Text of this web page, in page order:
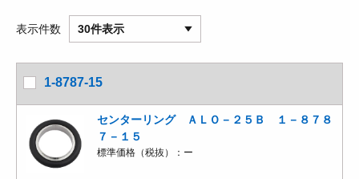
表示件数 30件表示
1-8787-15
センターリング ＡＬＯ－２５Ｂ １－８７８
７－１５
標準価格（税抜）： ー